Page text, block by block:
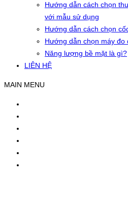
Hướng dẫn cách chọn
với mẫu sử dụng
Hướng dẫn cách chọn
Hướng dẫn chọn máy đo
Năng lượng bề mặt là gì?
LIÊN HỆ
MAIN MENU